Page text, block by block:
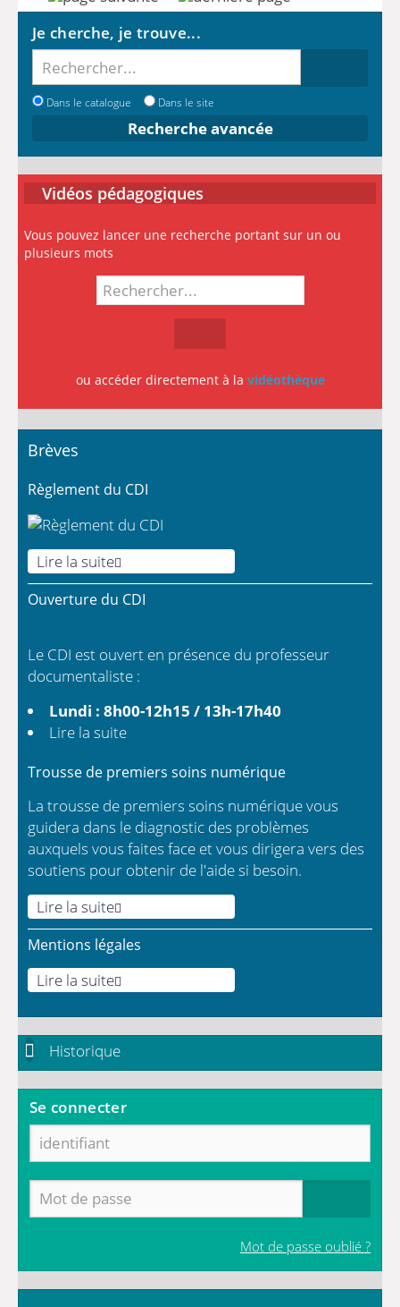
Je cherche, je trouve...
Dans le catalogue Dans le site
Recherche avancée
Vidéos pédagogiques
Vous pouvez lancer une recherche portant sur un ou
plusieurs mots
ou accéder directement à la vidéothèque
Brèves
Règlement du CDI
Lire la suite
Ouverture du CDI
Le CDI est ouvert en présence du professeur
documentaliste :
Lundi : 8h00-12h15 / 13h-17h40
Lire la suite
Trousse de premiers soins numérique
La trousse de premiers soins numérique vous
guidera dans le diagnostic des problèmes
auxquels vous faites face et vous dirigera vers des
soutiens pour obtenir de l'aide si besoin.
Lire la suite
Mentions légales
Lire la suite
Historique
Se connecter
Mot de passe oublié ?